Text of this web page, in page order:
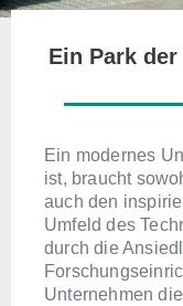
Ein Park
Ein modernes
ist, braucht
auch den
Umfeld des
durch die
Unternehmen